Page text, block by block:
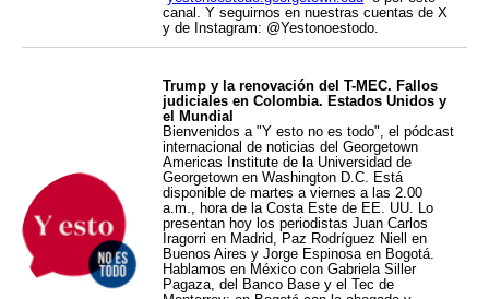
canal. Y seguirnos en nuestras cuentas de X
y de Instagram: @Yestonoestodo.
Trump y la renovación del T-MEC. Fallos
judiciales en Colombia. Estados Unidos y
el Mundial
Bienvenidos a "Y esto no es todo", el pódcast
internacional de noticias del Georgetown
Americas Institute de la Universidad de
Georgetown en Washington D.C. Está
disponible de martes a viernes a las 2.00
a.m., hora de la Costa Este de EE. UU. Lo
presentan hoy los periodistas Juan Carlos
Iragorri en Madrid, Paz Rodríguez Niell en
Buenos Aires y Jorge Espinosa en Bogotá.
Hablamos en México con Gabriela Siller
Pagaza, del Banco Base y el Tec de